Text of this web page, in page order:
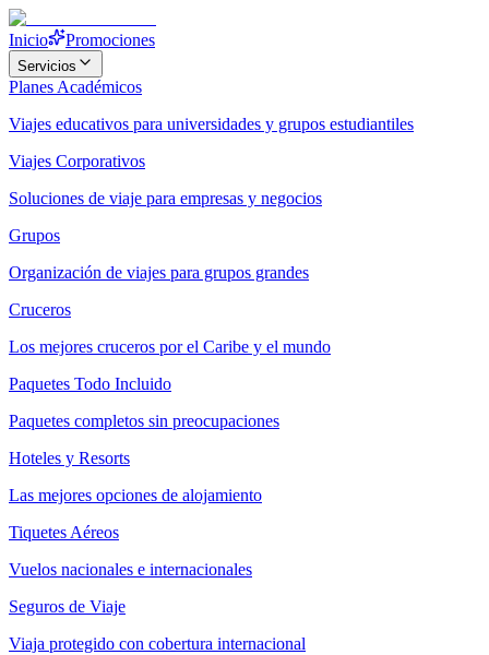
Inicio Promociones
Servicios
Planes Académicos
Viajes educativos para universidades y grupos estudiantiles
Viajes Corporativos
Soluciones de viaje para empresas y negocios
Grupos
Organización de viajes para grupos grandes
Cruceros
Los mejores cruceros por el Caribe y el mundo
Paquetes Todo Incluido
Paquetes completos sin preocupaciones
Hoteles y Resorts
Las mejores opciones de alojamiento
Tiquetes Aéreos
Vuelos nacionales e internacionales
Seguros de Viaje
Viaja protegido con cobertura internacional